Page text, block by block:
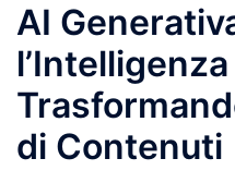
AI
di Contenuti